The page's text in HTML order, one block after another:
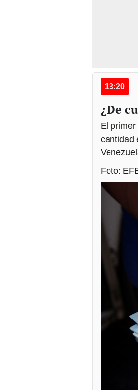
13:20
¿De
El
cantidad
Foto: